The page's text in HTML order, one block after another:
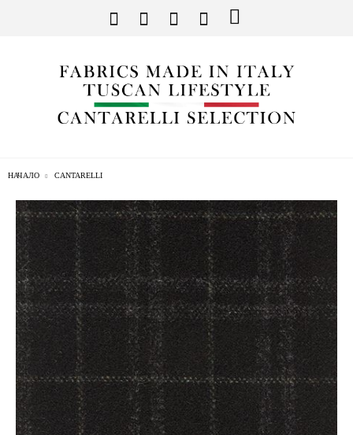
НАЧАЛО CANTARELLI